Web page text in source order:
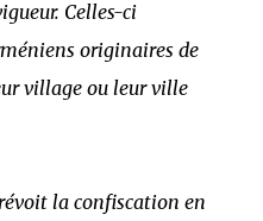
Celles-ci
originaires de
village ou leur ville
la confiscation en